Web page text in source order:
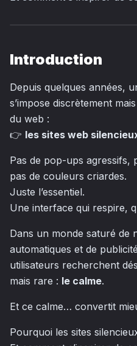
Introduction
Depuis quelques années,
s’impose discrètement
du web :
👉 les sites web
Pas de pop-ups agressifs,
pas de couleurs criardes.
Juste l’essentiel.
Une interface qui respire,
Dans un monde saturé de
automatiques et de
utilisateurs recherchent
mais rare : le calme.
Et ce calme… convertit
Pourquoi les sites